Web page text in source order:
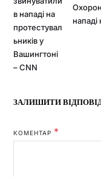
нападі
ЗАЛИШИТИ
КОМЕНТАР *